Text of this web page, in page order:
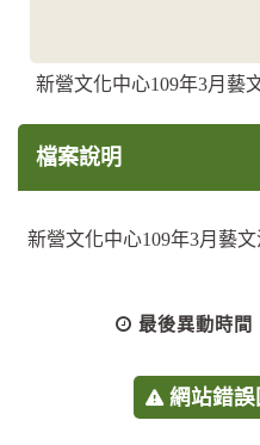
新營文化中心109年3月藝
檔案說明
新營文化中心109年3月藝
最後異動時間
網站錯誤